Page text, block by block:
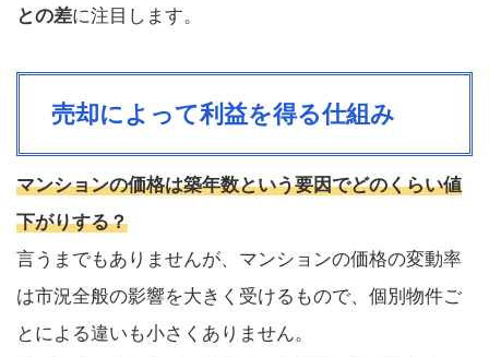
との差に注目します。
売却によって利益を得る仕組み
マンションの価格は築年数という要因でどのくらい値
下がりする？
言うまでもありませんが、マンションの価格の変動率
は市況全般の影響を大きく受けるもので、個別物件ご
とによる違いも小さくありません。